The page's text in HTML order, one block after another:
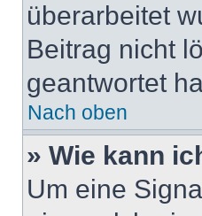
überarbeitet
Beitrag nicht
geantwortet
Nach oben
» Wie kann
Um eine